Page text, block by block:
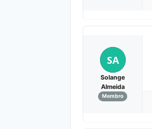
SA
Solange
Almeida
Membro